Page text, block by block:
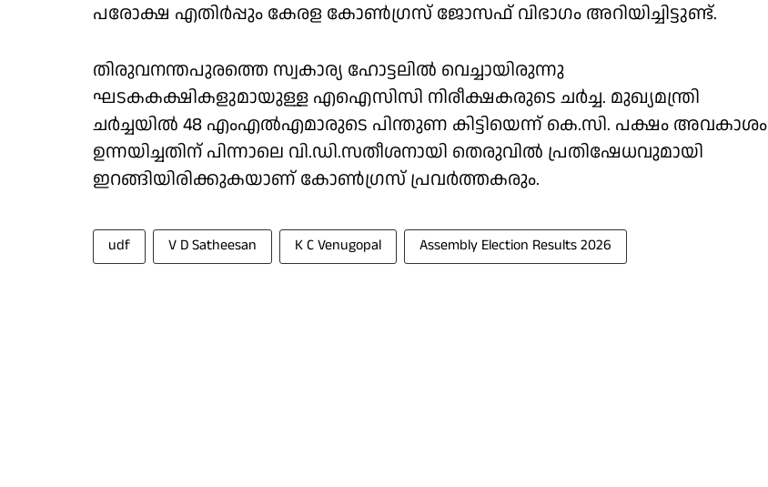
പരോക്ഷ എതിർപ്പും കേരള കോൺഗ്രസ് ജോസഫ് വിഭാഗം അറിയിച്ചിട്ടുണ്ട്.
തിരുവനന്തപുരത്തെ സ്വകാര്യ ഹോട്ടലിൽ വെച്ചായിരുന്നു
ഘടകകക്ഷികളുമായുള്ള എഐസിസി നിരീക്ഷകരുടെ ചർച്ച. മുഖ്യമന്ത്രി
ചർച്ചയിൽ 48 എംഎൽഎമാരുടെ പിന്തുണ കിട്ടിയെന്ന് കെ.സി. പക്ഷം അവകാശം
ഉന്നയിച്ചതിന് പിന്നാലെ വി.ഡി.സതീശനായി തെരുവിൽ പ്രതിഷേധവുമായി
ഇറങ്ങിയിരിക്കുകയാണ് കോൺഗ്രസ് പ്രവർത്തകരും.
udf V D Satheesan K C Venugopal Assembly Election Results 2026